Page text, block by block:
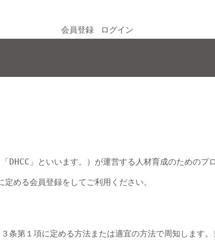
会員登録 ログイン
」といいます。）が運営する人材育成のため
める会員登録をしてご利用ください。
第１項に定める方法または適宜の方法で周知します